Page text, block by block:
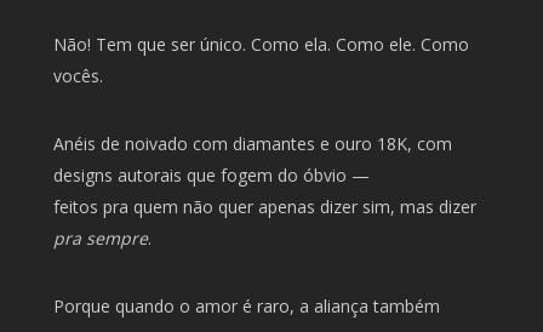
Não! Tem que ser único. Como ela. Como ele. Como
vocês.
Anéis de noivado com diamantes e ouro 18K, com
designs autorais que fogem do óbvio —
feitos pra quem não quer apenas dizer sim, mas dizer
pra sempre.
Porque quando o amor é raro, a aliança também